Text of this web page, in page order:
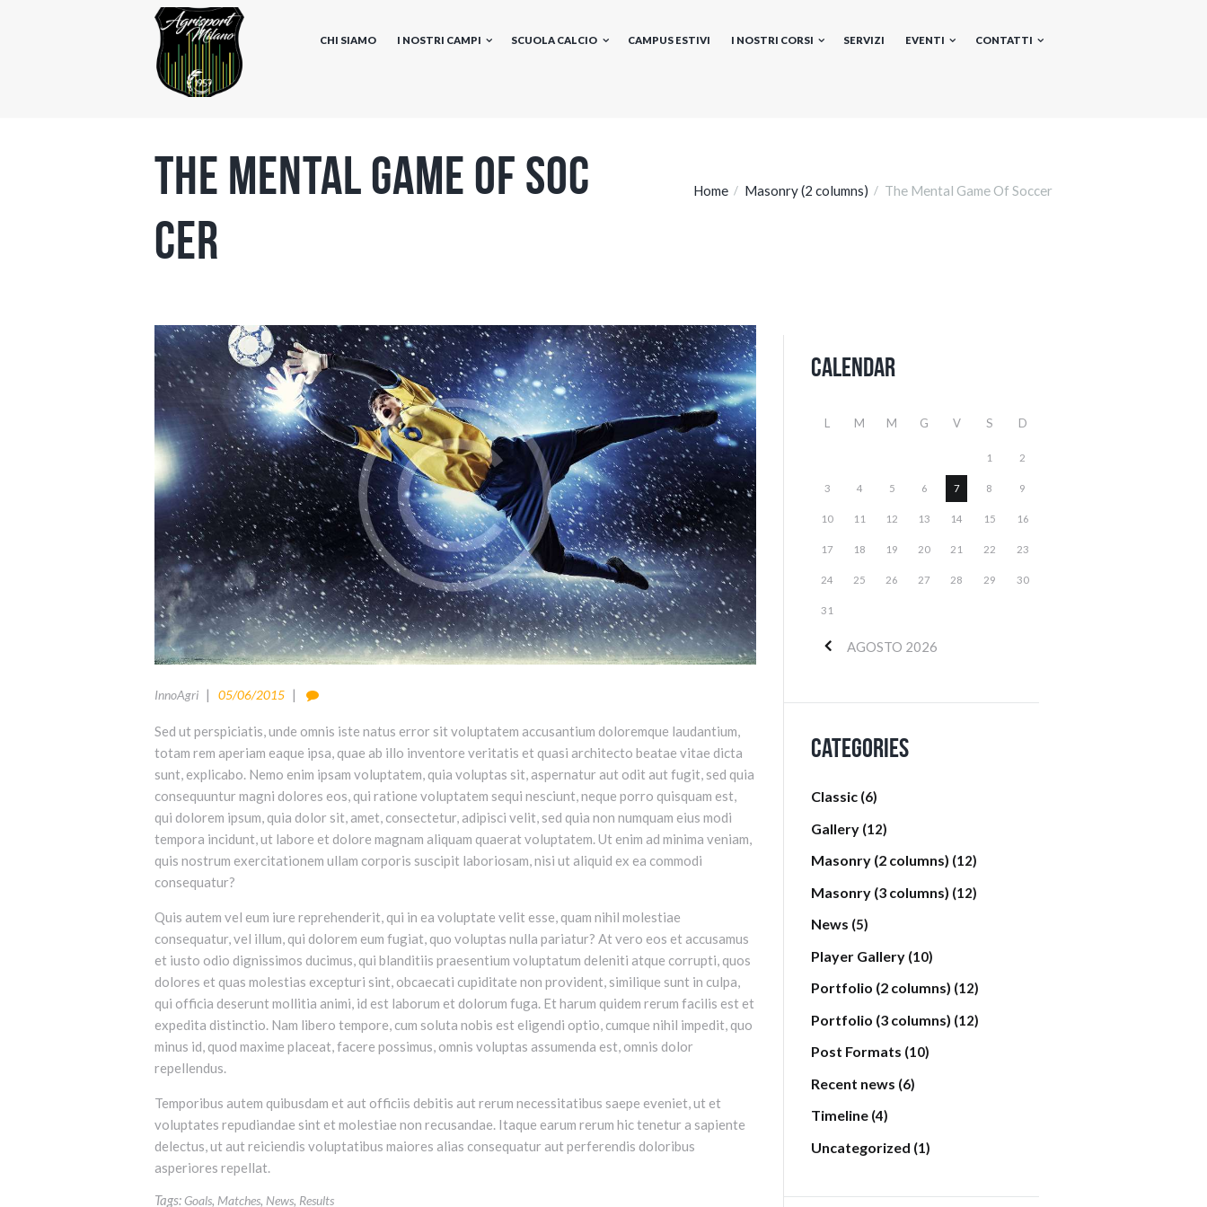
CHI SIAMO I NOSTRI CAMPI SCUOLA CALCIO CAMPUS ESTIVI I NOSTRI CORSI SERVIZI EVENTI CONTATTI
The Mental Game Of Soc
cer
Home Masonry (2 columns) The Mental Game Of Soccer
InnoAgri 05/06/2015
Sed ut perspiciatis, unde omnis iste natus error sit voluptatem accusantium doloremque laudantium,
totam rem aperiam eaque ipsa, quae ab illo inventore veritatis et quasi architecto beatae vitae dicta
sunt, explicabo. Nemo enim ipsam voluptatem, quia voluptas sit, aspernatur aut odit aut fugit, sed quia
consequuntur magni dolores eos, qui ratione voluptatem sequi nesciunt, neque porro quisquam est,
qui dolorem ipsum, quia dolor sit, amet, consectetur, adipisci velit, sed quia non numquam eius modi
tempora incidunt, ut labore et dolore magnam aliquam quaerat voluptatem. Ut enim ad minima veniam,
quis nostrum exercitationem ullam corporis suscipit laboriosam, nisi ut aliquid ex ea commodi
consequatur?
Quis autem vel eum iure reprehenderit, qui in ea voluptate velit esse, quam nihil molestiae
consequatur, vel illum, qui dolorem eum fugiat, quo voluptas nulla pariatur? At vero eos et accusamus
et iusto odio dignissimos ducimus, qui blanditiis praesentium voluptatum deleniti atque corrupti, quos
dolores et quas molestias excepturi sint, obcaecati cupiditate non provident, similique sunt in culpa,
qui officia deserunt mollitia animi, id est laborum et dolorum fuga. Et harum quidem rerum facilis est et
expedita distinctio. Nam libero tempore, cum soluta nobis est eligendi optio, cumque nihil impedit, quo
minus id, quod maxime placeat, facere possimus, omnis voluptas assumenda est, omnis dolor
repellendus.
Temporibus autem quibusdam et aut officiis debitis aut rerum necessitatibus saepe eveniet, ut et
voluptates repudiandae sint et molestiae non recusandae. Itaque earum rerum hic tenetur a sapiente
delectus, ut aut reiciendis voluptatibus maiores alias consequatur aut perferendis doloribus
asperiores repellat.
Tags:Goals, Matches, News, Results
Calendar
AGOSTO 2026
L M M G V S D
1 2
3 4 5 6 7 8 9
10 11 12 13 14 15 16
17 18 19 20 21 22 23
24 25 26 27 28 29 30
31
Categories
Classic (6)
Gallery (12)
Masonry (2 columns) (12)
Masonry (3 columns) (12)
News (5)
Player Gallery (10)
Portfolio (2 columns) (12)
Portfolio (3 columns) (12)
Post Formats (10)
Recent news (6)
Timeline (4)
Uncategorized (1)